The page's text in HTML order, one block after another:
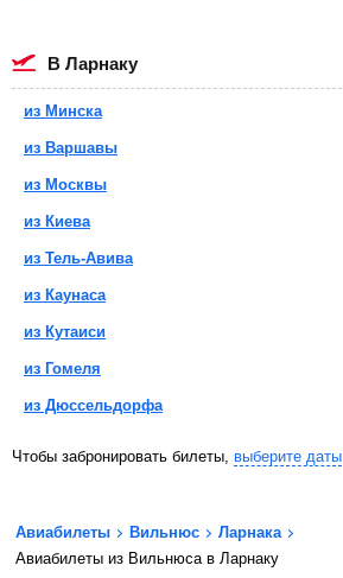
в Ларнаку
из Минска
из Варшавы
из Москвы
из Киева
из Тель-Авива
из Каунаса
из Кутаиси
из Гомеля
из Дюссельдорфа
Чтобы забронировать билеты, выберите даты
Авиабилеты Вильнюс
Ларнака
Авиабилеты из Вильнюса в Ларнаку